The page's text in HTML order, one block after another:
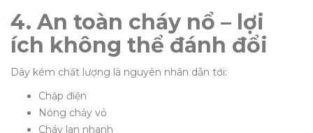
4. An toàn cháy nổ – lợi
ích không thể đánh đổi
Dây kém chất lượng là nguyên nhân dẫn tới:
Chập điện
Nóng chảy vỏ
Cháy lan nhanh